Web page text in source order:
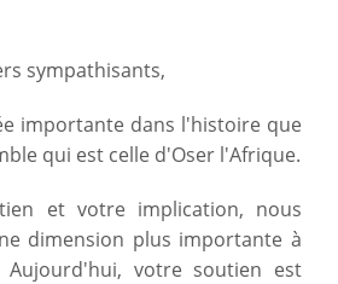
sympathisants,
importante dans l'histoire que
qui est celle d'Oser l'Afrique.
et votre implication, nous
dimension plus importante à
Aujourd'hui, votre soutien est